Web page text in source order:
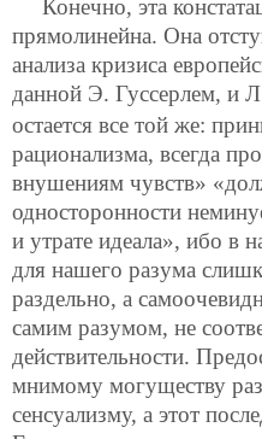
Конечно, эта
прямолинейна. Она
анализа кризиса
данной Э. Гуссерлем, и
остается все той же:
рационализма, всегда
внушениям чувств»
односторонности
и утрате идеала», ибо в
для нашего разума
раздельно, а
самим разумом, не
действительности.
мнимому могуществу
сенсуализму, а этот